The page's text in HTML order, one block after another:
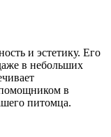
и эстетику. Его
в небольших
в
питомца.